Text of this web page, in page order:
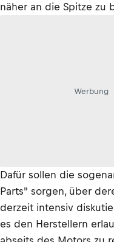
näher an die Spitze zu
Werbung
Dafür sollen die
Parts" sorgen, über
derzeit intensiv
es den Herstellern